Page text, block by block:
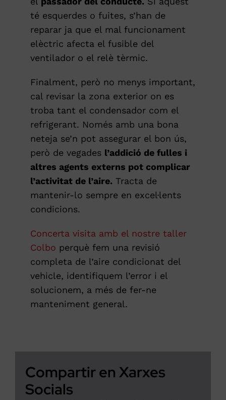
té esquerdes o fuites, s’han de
reparar ja que el mal funcionament
elèctric afecta el fusible del
ventilador o el relè tèrmic.
Finalment, però no menys important,
cal revisar la zona exterior on es
troba tant el condensador com el
refrigerant. Només amb una bona
neteja se’n pot assegurar el bon ús,
però de vegades l’addició de fulles i
altres agents externs pot complicar
l’activitat de l’aire.Tracta de
mantenir-lo sempre en excel·lents
condicions.
Concerta visita amb el nostre taller
Colbo perquè fem una revisió
completa de l’aire condicionat del
vehicle, identifiquem l’error i el
solucionem, a més de fer-ne
manteniment general.
Compartir en Xarxes
Socials